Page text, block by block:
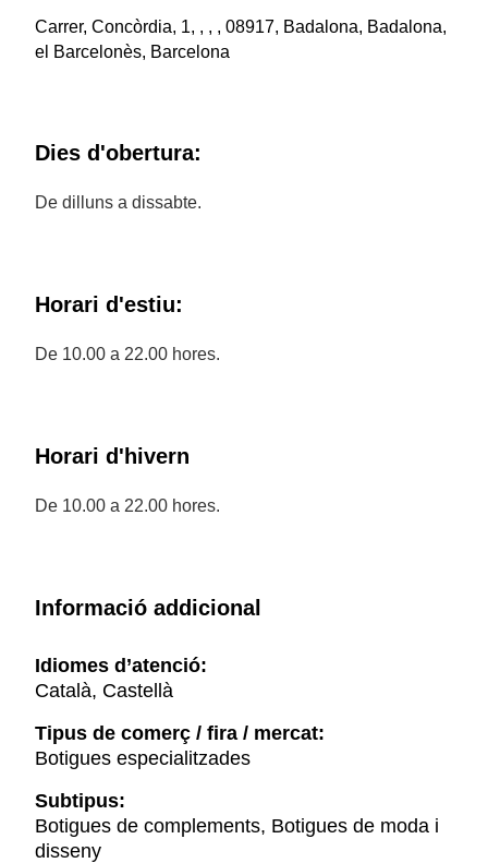
Carrer, Concòrdia, 1, , , , 08917, Badalona, Badalona,
el Barcelonès, Barcelona
Dies d'obertura:
De dilluns a dissabte.
Horari d'estiu:
De 10.00 a 22.00 hores.
Horari d'hivern
De 10.00 a 22.00 hores.
Informació addicional
Idiomes d’atenció:
Català, Castellà
Tipus de comerç / fira / mercat:
Botigues especialitzades
Subtipus:
Botigues de complements, Botigues de moda i
disseny